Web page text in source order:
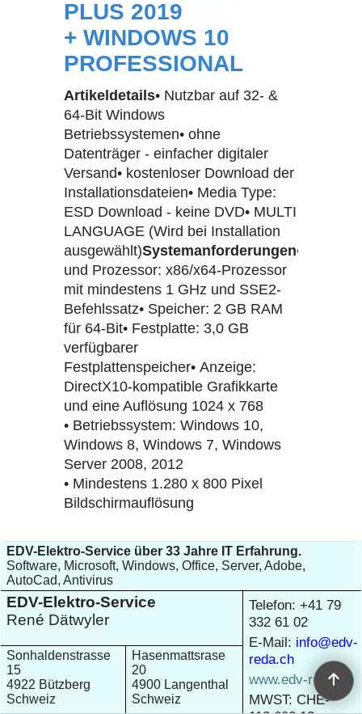
PLUS 2019
+ WINDOWS 10
PROFESSIONAL
Artikeldetails• Nutzbar auf 32- &
64-Bit Windows
Betriebssystemen• ohne
Datenträger - einfacher digitaler
Versand• kostenloser Download der
Installationsdateien• Media Type:
ESD Download - keine DVD• MULTI
LANGUAGE (Wird bei Installation
ausgewählt)Systemanforderungen•
und Prozessor: x86/x64-Prozessor
mit mindestens 1 GHz und SSE2-
Befehlssatz• Speicher: 2 GB RAM
für 64-Bit• Festplatte: 3,0 GB
verfügbarer
Festplattenspeicher• Anzeige:
DirectX10-kompatible Grafikkarte
und eine Auflösung 1024 x 768
• Betriebssystem: Windows 10,
Windows 8, Windows 7, Windows
Server 2008, 2012
• Mindestens 1.280 x 800 Pixel
Bildschirmauflösung
EDV-Elektro-Service über 33 Jahre IT Erfahrung.
Software, Microsoft, Windows, Office, Server, Adobe,
AutoCad, Antivirus
EDV-Elektro-Service
René Dätwyler
Telefon: +41 79
332 61 02
E-Mail: info@edv-
reda.ch
www.edv-reda.ch
MWST: CHE-
Sonhaldenstrasse
15
4922 Bützberg
Schweiz
Hasenmattsrase
20
4900 Langenthal
Schweiz